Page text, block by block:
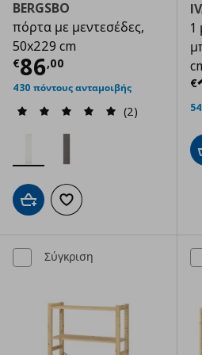
BERGSBO
πόρτα με μεντεσέδες,
50x229 cm
€86,00
Τρέχουσα τιμή
430 πόντους ανταμοιβής
(2)
Προσθήκη στο καλάθι
Προσθήκη στα αγαπημένα
1
€
Σύγκριση